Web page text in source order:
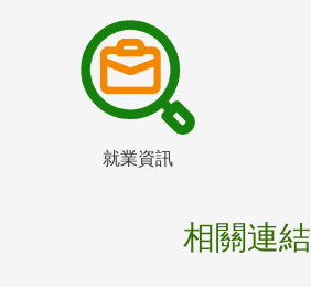
就業資訊
相關連結